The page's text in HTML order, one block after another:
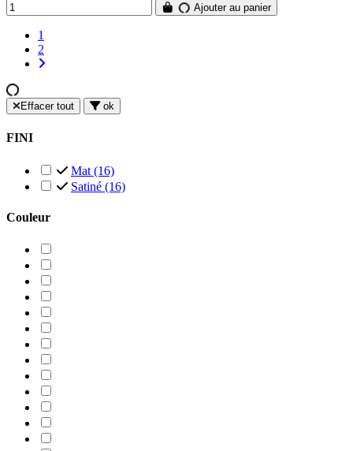
Ajouter au panier
1
2
Effacer tout ok
FINI
Mat (16)
Satiné (16)
Couleur